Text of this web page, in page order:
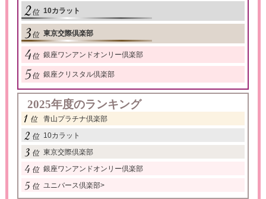
10カラット
東京交際倶楽部
銀座ワンアンドオンリー倶楽部
銀座クリスタル倶楽部
2025年度のランキング
青山プラチナ倶楽部
10カラット
東京交際倶楽部
銀座ワンアンドオンリー倶楽部
ユニバース倶楽部>